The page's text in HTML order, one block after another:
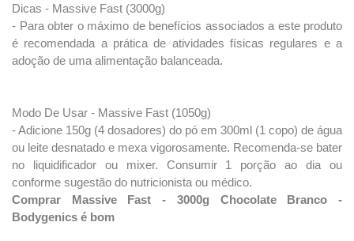
Dicas - Massive Fast (3000g)
- Para obter o máximo de benefícios associados a este produto
é recomendada a prática de atividades físicas regulares e a
adoção de uma alimentação balanceada.
Modo De Usar - Massive Fast (1050g)
- Adicione 150g (4 dosadores) do pó em 300ml (1 copo) de água
ou leite desnatado e mexa vigorosamente. Recomenda-se bater
no liquidificador ou mixer. Consumir 1 porção ao dia ou
conforme sugestão do nutricionista ou médico.
Comprar Massive Fast - 3000g Chocolate Branco -
Bodygenics é bom